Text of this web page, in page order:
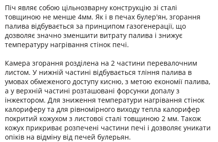
Піч являє собою цільнозварну конструкцію зі сталі
товщиною не менше 4мм. Як і в печах булер'ян, згорання
палива відбувається за принципом газогенерації, що
дозволяє значно зменшити витрату палива і знижує
температуру нагрівання стінок печі.
Камера згорання розділена на 2 частини перевалочним
листом. У нижній частині відбувається тління палива в
умовах обмеженого доступу кисню, з метою економії палива,
а у верхній частині розташовані форсунки допалу з
інжектором. Для зниження температури нагрівання стінок
калориферу та для рівномірного виходу тепла калорифер
покритий кожухом з листової сталі товщиною 2 мм. Також
кожух прикриває розпечені частини печі і дозволяє уникати
опіків на відміну від печей булерьян.